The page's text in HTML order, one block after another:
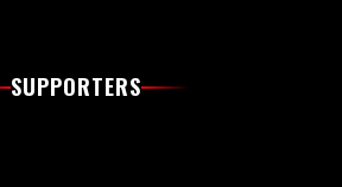
SUPPORTERS